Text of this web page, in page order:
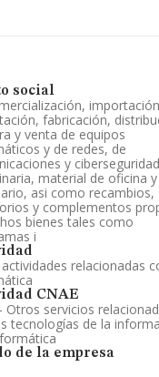
social
fabricación,
y venta de equipos
y de redes, de
y
material de oficina y
asi como recambios,
y complementos
bienes tales como
i
relacionadas
CNAE
Otros servicios
tecnologías de la
de la empresa